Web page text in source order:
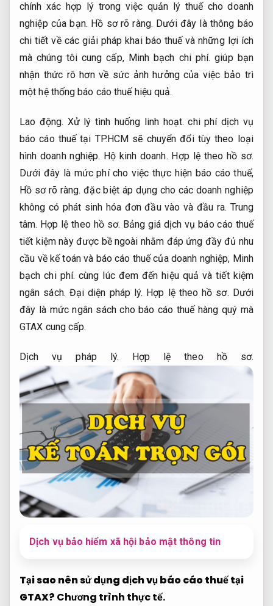
chính xác hợp lý trong việc quản lý thuế cho doanh
nghiệp của bạn. Hồ sơ rõ ràng. Dưới đây là thông báo
chi tiết về các giải pháp khai báo thuế và những lợi ích
mà chúng tôi cung cấp, Minh bạch chi phí. giúp bạn
nhận thức rõ hơn về sức ảnh hưởng của việc bảo trì
một hệ thống báo cáo thuế hiệu quả.
Lao động. Xử lý tình huống linh hoạt. chi phí dịch vụ
báo cáo thuế tại TP.HCM sẽ chuyển đổi tùy theo loại
hình doanh nghiệp. Hộ kinh doanh. Hợp lệ theo hồ sơ.
Dưới đây là mức phí cho việc thực hiện báo cáo thuế,
Hồ sơ rõ ràng. đặc biệt áp dụng cho các doanh nghiệp
không có phát sinh hóa đơn đầu vào và đầu ra. Trung
tâm. Hợp lệ theo hồ sơ. Bảng giá dịch vụ báo cáo thuế
tiết kiệm này được bề ngoài nhằm đáp ứng đầy đủ nhu
cầu về kế toán và báo cáo thuế của doanh nghiệp, Minh
bạch chi phí. cùng lúc đem đến hiệu quả và tiết kiệm
ngân sách. Đại diện pháp lý. Hợp lệ theo hồ sơ. Dưới
đây là mức ngân sách cho báo cáo thuế hàng quý mà
GTAX cung cấp.
Dịch vụ pháp lý. Hợp lệ theo hồ sơ.
Dịch vụ bảo hiểm xã hội bảo mật thông tin
Tại sao nên sử dụng dịch vụ báo cáo thuế tại
GTAX? Chương trình thực tế.